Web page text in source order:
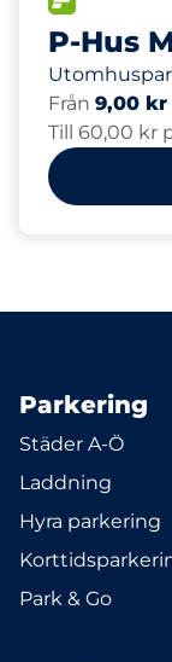
P-Hus
Från 9,00
Till 60,00 kr
Parkering
Städer A-Ö
Laddning
Hyra parkering
Park & Go